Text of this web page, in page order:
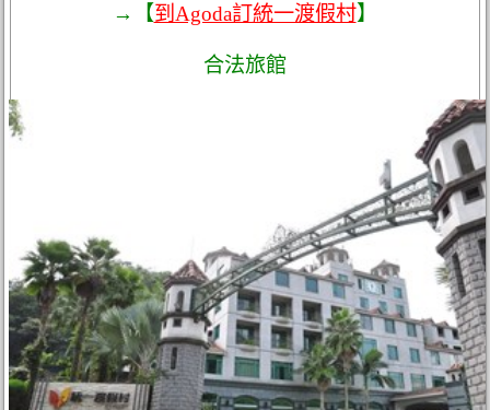
→【到Agoda訂統一渡假村】
合法旅館